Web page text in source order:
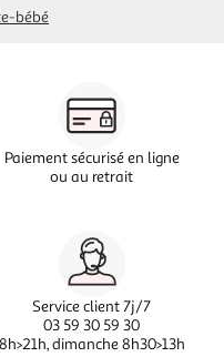
bébé
Paiement sécurisé en ligne
ou au retrait
Service client 7j/7
03 59 30 59 30
8h>21h, dimanche 8h30>13h